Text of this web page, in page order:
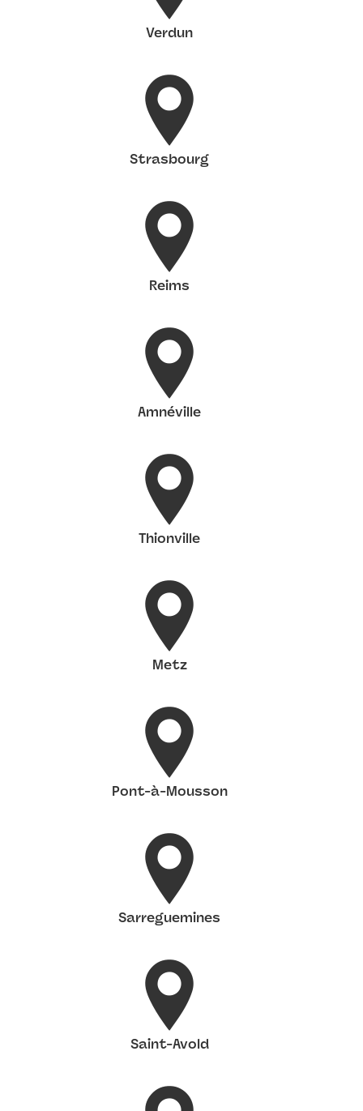
Verdun
Strasbourg
Reims
Amnéville
Thionville
Metz
Pont-à-Mousson
Sarreguemines
Saint-Avold